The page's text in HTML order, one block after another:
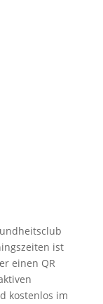
ist
einen QR
kostenlos im